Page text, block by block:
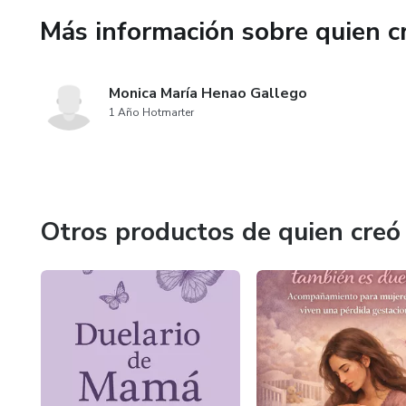
✦ Meditaciones y
✦ Guía clara sobre cuándo
✦ Páginas para honrar fechas
✦ Mensajes y afirmaciones
¿PARA QUIÉN ES?
Más información sobre quien
Monica María Henao Gallego
1 Año Hotmarter
Otros productos de quien